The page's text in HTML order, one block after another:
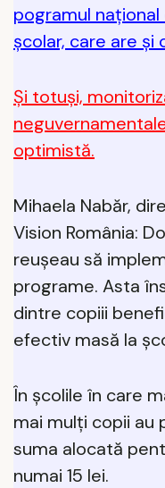
pogramul
școlar, care are și
Şi totuși,
optimistă.
Mihaela Nabăr,
Vision România:
reușeau să
programe. Asta
dintre copiii
efectiv masă la
În școlile în care
mai mulți copii au
suma alocată
numai 15 lei.